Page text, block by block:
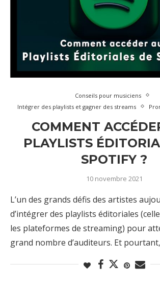
Conseils pour musiciens
Intégrer des playlists et gagner des streams
COMMENT
PLAYLISTS
SPOTIFY ?
10 novembre 2021
L’un des grands défis des artistes
d’intégrer des playlists éditoriales
les plateformes de streaming) pour
grand nombre d’auditeurs. Et